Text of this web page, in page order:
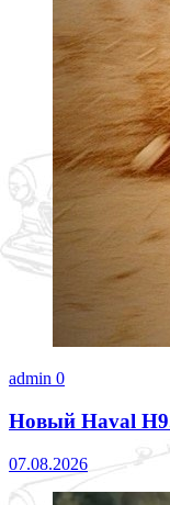
admin 0
Новый Haval
07.08.2026